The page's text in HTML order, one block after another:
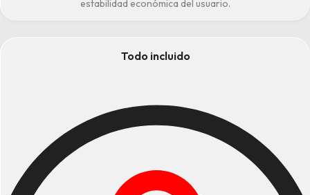
estabilidad económica del usuario.
Todo incluido